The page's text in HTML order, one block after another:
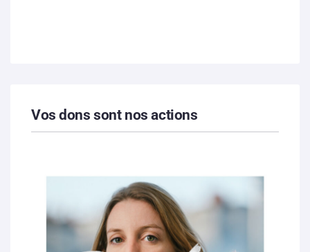
Vos dons sont nos actions